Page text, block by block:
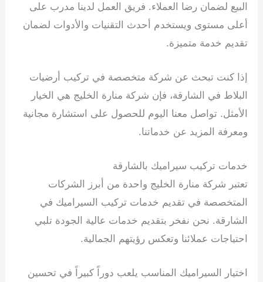
البيع لضمان رضا العملاء. فريق العمل لدينا مدرب على
أعلى مستوى ويستخدم أحدث التقنيات والأدوات لضمان
تقديم خدمة متميزة.
إذا كنت تبحث عن شركة متخصصة في تركيب أرضيات
البلاط في الشارقة، فإن شركة منارة الخليج هي الخيار
الأمثل. تواصل معنا اليوم للحصول على استشارة مجانية
ومعرفة المزيد عن خدماتنا.
خدمات تركيب سيراميك بالشارقة
تعتبر شركة منارة الخليج واحدة من أبرز الشركات
المتخصصة في تقديم خدمات تركيب السيراميك في
الشارقة. نحن نفخر بتقديم خدمات عالية الجودة تلبي
احتياجات عملائنا وتعكس رؤيتهم الجمالية.
اختيار السيراميك المناسب يلعب دوراً كبيراً في تحسين